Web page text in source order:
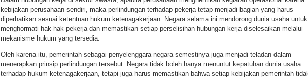
kebijakan perusahaan sendiri, maka perlindungan terhadap pekerja tetap menjadi bagian yang harus
diperhatikan sesuai ketentuan hukum ketenagakerjaan. Negara selama ini mendorong dunia usaha untuk
menghormati hak-hak pekerja dan memastikan setiap perselisihan hubungan kerja diselesaikan melalui
mekanisme hukum yang tersedia.
Oleh karena itu, pemerintah sebagai penyelenggara negara semestinya juga menjadi teladan dalam
menerapkan prinsip perlindungan tersebut. Negara tidak boleh hanya menuntut kepatuhan dunia usaha
terhadap hukum ketenagakerjaan, tetapi juga harus memastikan bahwa setiap kebijakan pemerintah